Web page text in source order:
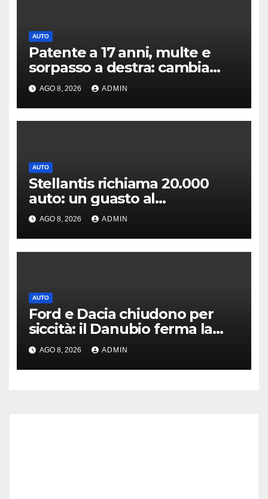
AUTO
Patente a 17 anni, multe e
sorpasso a destra: cambia
tutto, nuove regole allo
studio
AGO 8, 2026 ADMIN
AUTO
Stellantis richiama 20.000
auto: un guasto al
servosterzo potrebbe
provocare un incendio
AGO 8, 2026 ADMIN
AUTO
Ford e Dacia chiudono per
siccità: il Danubio ferma la
produzione auto
AGO 8, 2026 ADMIN